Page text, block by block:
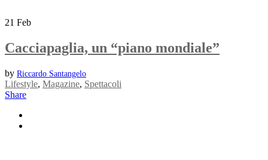
21 Feb
Cacciapaglia, un “piano mondiale”
by Riccardo Santangelo
Lifestyle, Magazine, Spettacoli
Share